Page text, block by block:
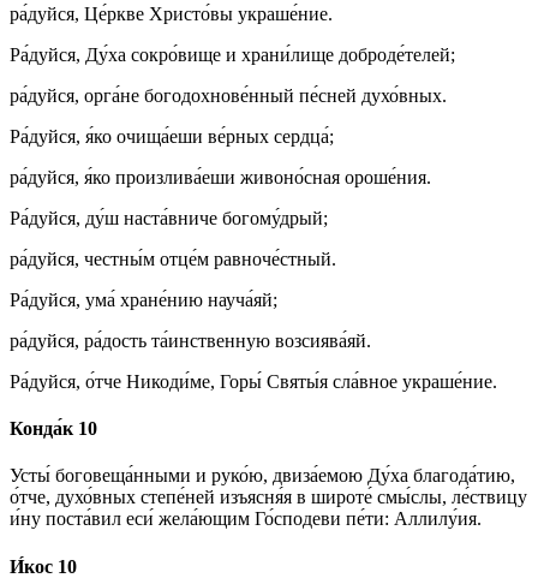
ра́дуйся, Це́ркве Христо́вы украше́ние.
Ра́дуйся, Ду́ха сокро́вище и храни́лище доброде́телей;
ра́дуйся, орга́не богодохнове́нный пе́сней духо́вных.
Ра́дуйся, я́ко очища́еши ве́рных сердца́;
ра́дуйся, я́ко произлива́еши живоно́сная ороше́ния.
Ра́дуйся, ду́ш наста́вниче богому́дрый;
ра́дуйся, честны́м отце́м равноче́стный.
Ра́дуйся, ума́ хране́нию науча́яй;
ра́дуйся, ра́дость та́инственную возсиява́яй.
Ра́дуйся, о́тче Никоди́ме, Горы́ Святы́я сла́вное украше́ние.
Конда́к 10
Усты́ боговеща́нными и руко́ю, двиза́емою Ду́ха благода́тию,
о́тче, духо́вных степе́ней изъясня́я в широте́ смы́слы, ле́ствицу
и́ну поста́вил еси́ жела́ющим Го́сподеви пе́ти: Аллилу́ия.
И́кос 10